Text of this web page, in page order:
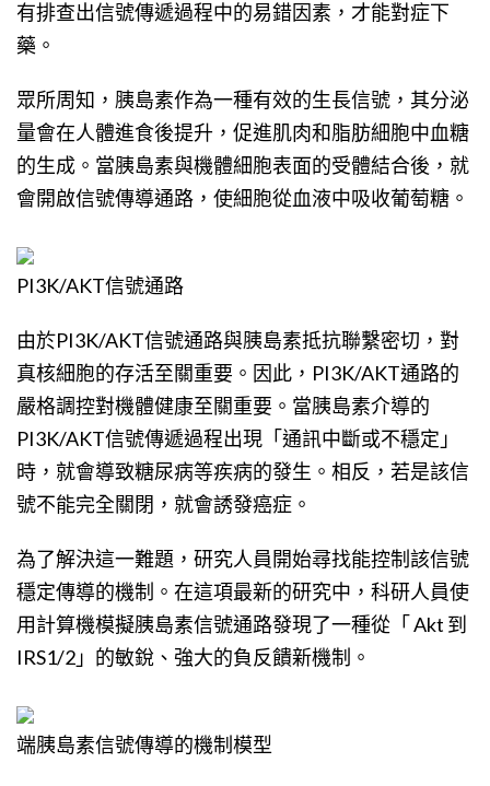
有排查出信號傳遞過程中的易錯因素，才能對症下
藥。
眾所周知，胰島素作為一種有效的生長信號，其分泌
量會在人體進食後提升，促進肌肉和脂肪細胞中血糖
的生成。當胰島素與機體細胞表面的受體結合後，就
會開啟信號傳導通路，使細胞從血液中吸收葡萄糖。
PI3K/AKT信號通路
由於PI3K/AKT信號通路與胰島素抵抗聯繫密切，對
真核細胞的存活至關重要。因此，PI3K/AKT通路的
嚴格調控對機體健康至關重要。當胰島素介導的
PI3K/AKT信號傳遞過程出現「通訊中斷或不穩定」
時，就會導致糖尿病等疾病的發生。相反，若是該信
號不能完全關閉，就會誘發癌症。
為了解決這一難題，研究人員開始尋找能控制該信號
穩定傳導的機制。在這項最新的研究中，科研人員使
用計算機模擬胰島素信號通路發現了一種從「 Akt 到
IRS1/2」的敏銳、強大的負反饋新機制。
端胰島素信號傳導的機制模型